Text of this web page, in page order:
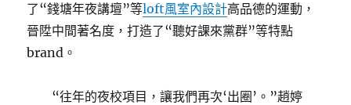
了“錢塘年夜講壇”等loft風室內設計高品德的運動，
晉陞中間著名度，打造了“聽好課來黨群”等特點
brand。
“往年的夜校項目，讓我們再次‘出圈’。”趙婷